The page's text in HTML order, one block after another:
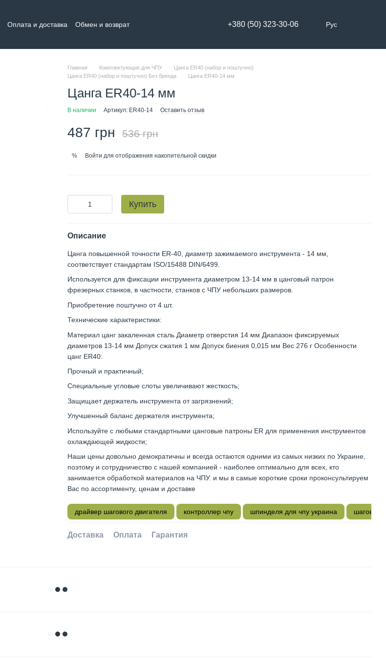
Оплата и доставка
Обмен и возврат
+380 (50) 323-30-06 Рус
Главная Комплектующие для ЧПУ
Цанга ER40 (набор и поштучно)
Цанга ER40 (набор и поштучно) Без бренда
Цанга ER40-14 мм
Цанга ER40-14 мм
В наличии Артикул: ER40-14 Оставить отзыв
487 грн 536 грн
% Войти для отображения накопительной скидки
Купить
Описание
Цанга повышенной точности ER-40, диаметр зажимаемого инструмента - 14 мм,
соответствует стандартам ISO/15488 DIN/6499.
Используется для фиксации инструмента диаметром 13-14 мм в цанговый патрон
фрезерных станков, в частности, станков с ЧПУ небольших размеров.
Приобретение поштучно от 4 шт.
Технические характеристики:
Материал цанг закаленная сталь Диаметр отверстия 14 мм Диапазон фиксируемых
диаметров 13-14 мм Допуск сжатия 1 мм Допуск биения 0,015 мм Вес 276 г Особенности
цанг ER40:
Прочный и практичный;
Специальные угловые слоты увеличивают жесткость;
Защищает держатель инструмента от загрязнений;
Улучшенный баланс держателя инструмента;
Используйте с любыми стандартными цанговые патроны ER для применения инструментов
охлаждающей жидкости;
Наши цены довольно демократичны и всегда остаются одними из самых низких по Украине,
поэтому и сотрудничество с нашей компанией - наиболее оптимально для всех, кто
занимается обработкой материалов на ЧПУ. и мы в самые короткие сроки проконсультируем
Вас по ассортименту, ценам и доставке
драйвер шагового двигателя контроллер чпу шпинделя для чпу украина шаговые
Доставка Оплата Гарантия